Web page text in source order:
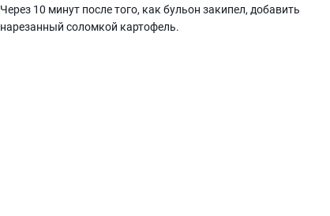
Через 10 минут после того, как бульон закипел, добавить
нарезанный соломкой картофель.